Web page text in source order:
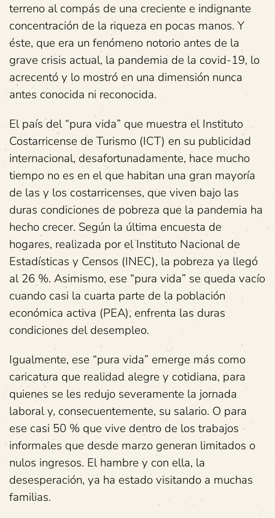
terreno al compás de una creciente e indignante
concentración de la riqueza en pocas manos. Y
éste, que era un fenómeno notorio antes de la
grave crisis actual, la pandemia de la covid-19, lo
acrecentó y lo mostró en una dimensión nunca
antes conocida ni reconocida.
El país del “pura vida” que muestra el Instituto
Costarricense de Turismo (ICT) en su publicidad
internacional, desafortunadamente, hace mucho
tiempo no es en el que habitan una gran mayoría
de las y los costarricenses, que viven bajo las
duras condiciones de pobreza que la pandemia ha
hecho crecer. Según la última encuesta de
hogares, realizada por el Instituto Nacional de
Estadísticas y Censos (INEC), la pobreza ya llegó
al 26 %. Asimismo, ese “pura vida” se queda vacío
cuando casi la cuarta parte de la población
económica activa (PEA), enfrenta las duras
condiciones del desempleo.
Igualmente, ese “pura vida” emerge más como
caricatura que realidad alegre y cotidiana, para
quienes se les redujo severamente la jornada
laboral y, consecuentemente, su salario. O para
ese casi 50 % que vive dentro de los trabajos
informales que desde marzo generan limitados o
nulos ingresos. El hambre y con ella, la
desesperación, ya ha estado visitando a muchas
familias.